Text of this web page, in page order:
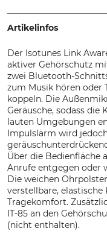
Artikelinfos
Der Isotunes Link
aktiver Gehörschutz
zwei Bluetooth-
zum Musik hören oder
koppeln. Die
Geräusche, sodass
lauten Umgebungen
Impulslärm wird
Über die Bedienfläche
Anrufe entgegen oder
Die weichen
verstellbare,
Tragekomfort.
IT-85 an den
(nicht enthalten).